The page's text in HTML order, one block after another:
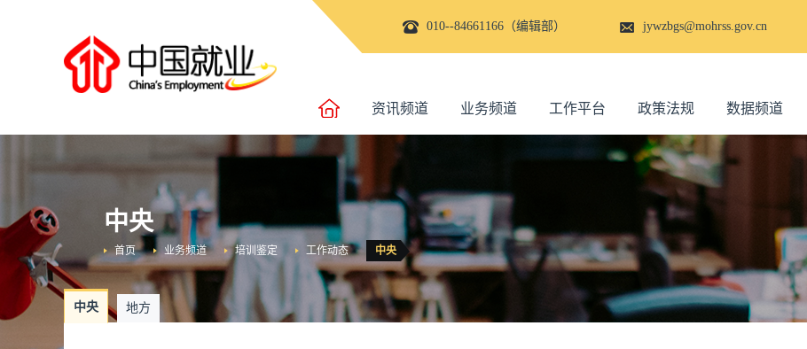
010--84661166（编辑部） jywzbgs@mohrss.gov.cn
资讯频道 业务频道 工作平台 政策法规 数据频道
中央
中央
工作动态
培训鉴定
业务频道
首页
中央 地方